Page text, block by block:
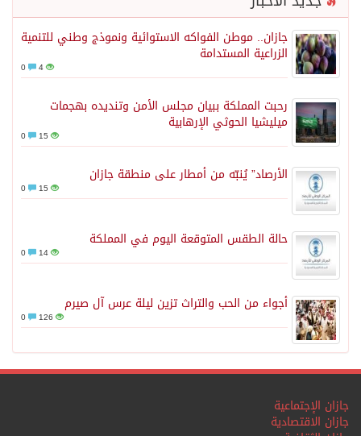
جازان.. موطن الفواكه الاستوائية ونموذج وطني للتنمية
الزراعية المستدامة
4
رحبت المملكة ببيان مجلس الأمن وتنديده بهجمات
ميليشيا الحوثي الإرهابية
15
الأرصاد” يُنبّه من أمطار على منطقة جازان
15
حالة الطقس المتوقعة اليوم في المملكة
14
أجواء من الحب والتراث تزين ليلة عرس آل صيرم
126
جازان الإجتماعية
جازان الاقتصادية